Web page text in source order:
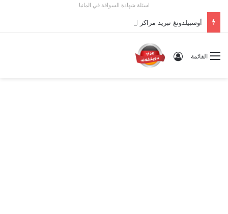
اسئلة شهادة السواقة في المانيا
أوسبيلدونغ تبريد مراكز البيانات في ألمانيا 2026: الأجور والشروط
القائمة تسجيل الدخول